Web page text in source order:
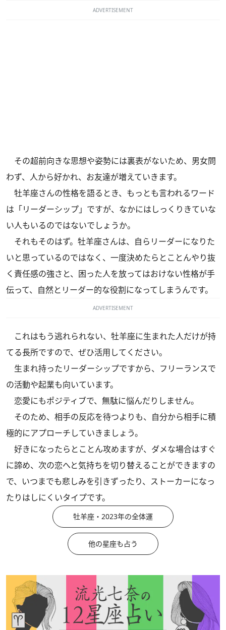
ADVERTISEMENT
その超前向きな思想や姿勢には裏表がないため、男女問
わず、人から好かれ、お友達が増えていきます。
牡羊座さんの性格を語るとき、もっとも言われるワード
は「リーダーシップ」ですが、なかにはしっくりきていな
い人もいるのではないでしょうか。
それもそのはず。牡羊座さんは、自らリーダーになりた
いと思っているのではなく、一度決めたらとことんやり抜
く責任感の強さと、困った人を放ってはおけない性格が手
伝って、自然とリーダー的な役割になってしまうんです。
ADVERTISEMENT
これはもう逃れられない、牡羊座に生まれた人だけが持
てる長所ですので、ぜひ活用してください。
生まれ持ったリーダーシップですから、フリーランスで
の活動や起業も向いています。
恋愛にもポジティブで、無駄に悩んだりしません。
そのため、相手の反応を待つよりも、自分から相手に積
極的にアプローチしていきましょう。
好きになったらとことん攻めますが、ダメな場合はすぐ
に諦め、次の恋へと気持ちを切り替えることができますの
で、いつまでも悲しみを引きずったり、ストーカーになっ
たりはしにくいタイプです。
牡羊座・2023年の全体運
他の星座も占う